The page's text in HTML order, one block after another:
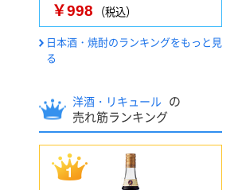
￥998 （税込）
日本酒・焼酎のランキングをもっと見
る
洋酒・リキュール
の
売れ筋ランキング